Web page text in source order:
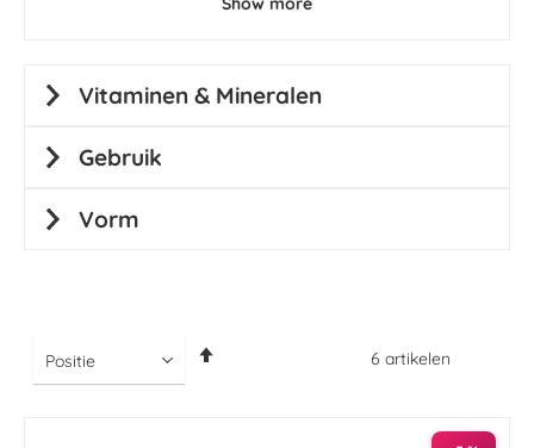
6 artikelen
Vitaminen & Mineralen
Gebruik
Vorm